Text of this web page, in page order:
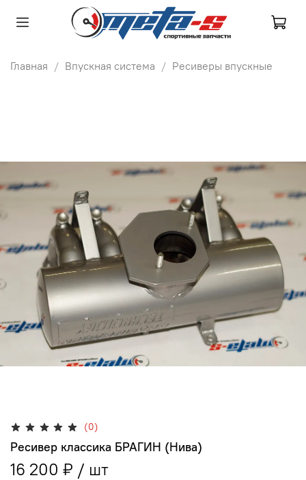
Главная Впускная система Ресиверы впускные
(0)
Ресивер классика БРАГИН (Нива)
16 200 ₽